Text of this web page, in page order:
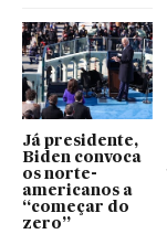
Já presidente,
Biden convoca
os norte-
americanos a
“começar do
zero”